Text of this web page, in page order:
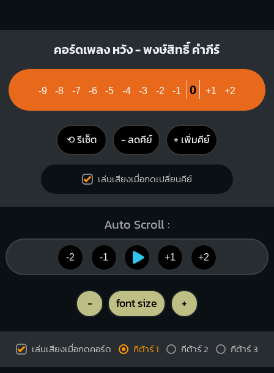
คอร์ดเพลง หวัง - พงษ์สิทธิ์ คำภีร์
-9 -8 -7 -6 -5 -4 -3 -2 -1 0 +1 +2
⟲ รีเซ็ต − ลดคีย์ + เพิ่มคีย์
เล่นเสียงเมื่อกดเปลี่ยนคีย์
Auto Scroll :
-2 -1 +1 +2
- font size +
เล่นเสียงเมื่อกดคอร์ด กีต้าร์ 1 กีต้าร์ 2 กีต้าร์ 3